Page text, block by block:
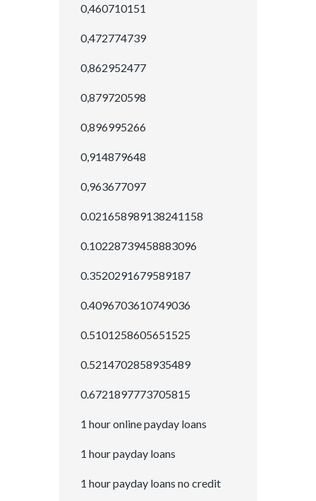
0,460710151
0,472774739
0,862952477
0,879720598
0,896995266
0,914879648
0,963677097
0.021658989138241158
0.10228739458883096
0.3520291679589187
0.4096703610749036
0.5101258605651525
0.5214702858935489
0.6721897773705815
1 hour online payday loans
1 hour payday loans
1 hour payday loans no credit